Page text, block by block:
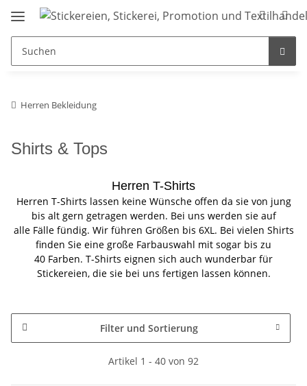
Herren Bekleidung
Shirts & Tops
Herren T-Shirts
Herren T-Shirts lassen keine Wünsche offen da sie von jung
bis alt gern getragen werden. Bei uns werden sie auf
alle Fälle fündig. Wir führen Größen bis 6XL. Bei vielen Shirts
finden Sie eine große Farbauswahl mit sogar bis zu
40 Farben. T-Shirts eignen sich auch wunderbar für
Stickereien, die sie bei uns fertigen lassen können.
Filter und Sortierung
Artikel 1 - 40 von 92